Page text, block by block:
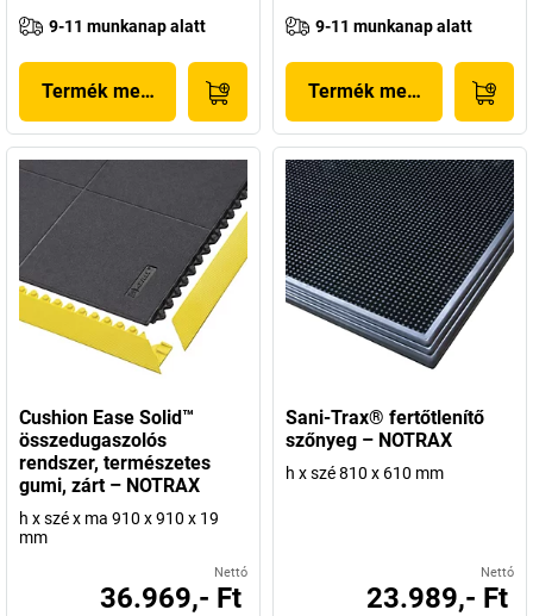
9-11 munkanap alatt
Termék megjelenítése
9-11 munkanap alatt
Termék megjelenítése
Cushion Ease Solid™
összedugaszolós
rendszer, természetes
gumi, zárt – NOTRAX
h x szé x ma 910 x 910 x 19
mm
Nettó
36.969,- Ft
Sani-Trax® fertőtlenítő
szőnyeg – NOTRAX
h x szé 810 x 610 mm
Nettó
23.989,- Ft